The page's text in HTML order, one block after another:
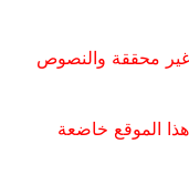
محققة والنصوص
الموقع خاضعة